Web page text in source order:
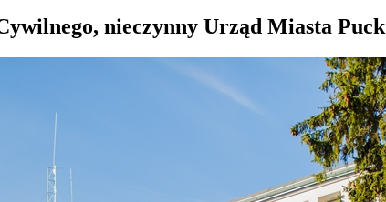
nieczynny Urząd Miasta Puck